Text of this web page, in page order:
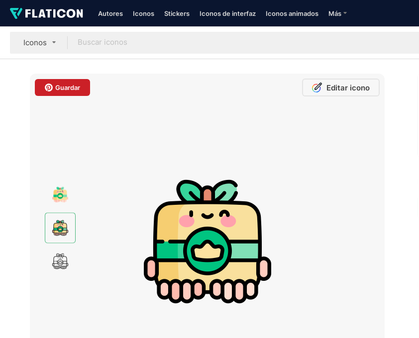
Autores Iconos Stickers Iconos de interfaz Iconos animados Más
Iconos
Guardar Editar icono